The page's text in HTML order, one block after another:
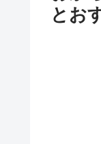
とお